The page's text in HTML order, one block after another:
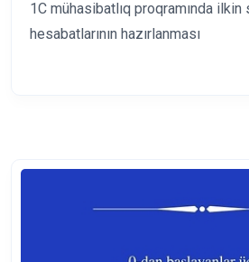
1C mühasibatlıq proqramında
hesabatlarının hazırlanması